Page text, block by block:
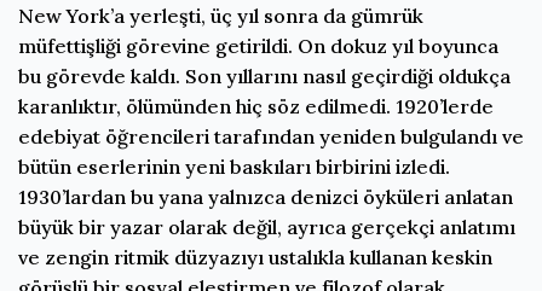
New York’a yerleşti, üç yıl sonra da gümrük
müfettişliği görevine getirildi. On dokuz yıl boyunca
bu görevde kaldı. Son yıllarını nasıl geçirdiği oldukça
karanlıktır, ölümünden hiç söz edilmedi. 1920’lerde
edebiyat öğrencileri tarafından yeniden bulgulandı ve
bütün eserlerinin yeni baskıları birbirini izledi.
1930’lardan bu yana yalnızca denizci öyküleri anlatan
büyük bir yazar olarak değil, ayrıca gerçekçi anlatımı
ve zengin ritmik düzyazıyı ustalıkla kullanan keskin